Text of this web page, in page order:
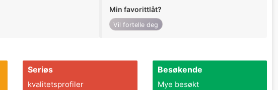
Min favorittlåt?
Vil fortelle deg
Seriøs
kvalitetsprofiler
Besøkende
Mye besøkt